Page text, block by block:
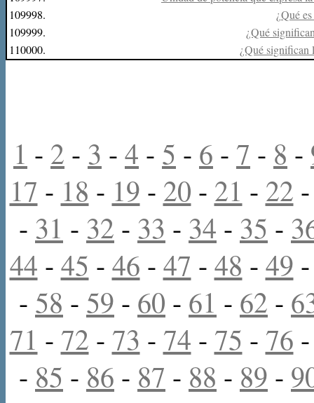
109998.
¿Qué
109999.
¿Qué
110000.
¿Qué significan
1 - 2 - 3 - 4 - 5 - 6 - 7 - 8 -
17 - 18 - 19 - 20 - 21 - 22
- 31 - 32 - 33 - 34 - 35 -
44 - 45 - 46 - 47 - 48 - 49
- 58 - 59 - 60 - 61 - 62 -
71 - 72 - 73 - 74 - 75 - 76
- 85 - 86 - 87 - 88 - 89 -